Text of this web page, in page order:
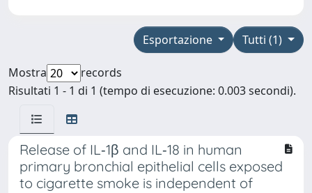
Tutti (1)
Esportazione
Mostra
records
Risultati 1 - 1 di 1 (tempo di esecuzione: 0.003 secondi).
Release of IL‐1β and IL‐18 in human
primary bronchial epithelial cells exposed
to cigarette smoke is independent of